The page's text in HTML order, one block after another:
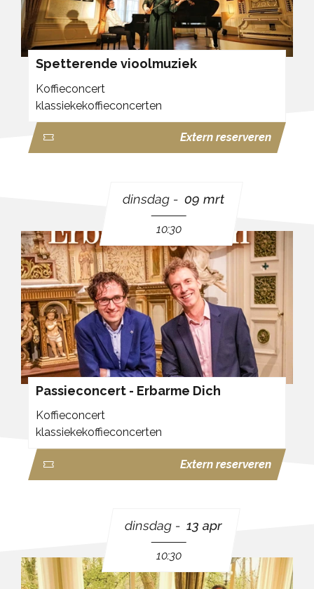
Spetterende vioolmuziek
Koffieconcert
klassiekekoffieconcerten
Extern reserveren
dinsdag 09 mrt
10:30
Passieconcert - Erbarme Dich
Koffieconcert
klassiekekoffieconcerten
Extern reserveren
dinsdag 13 apr
10:30